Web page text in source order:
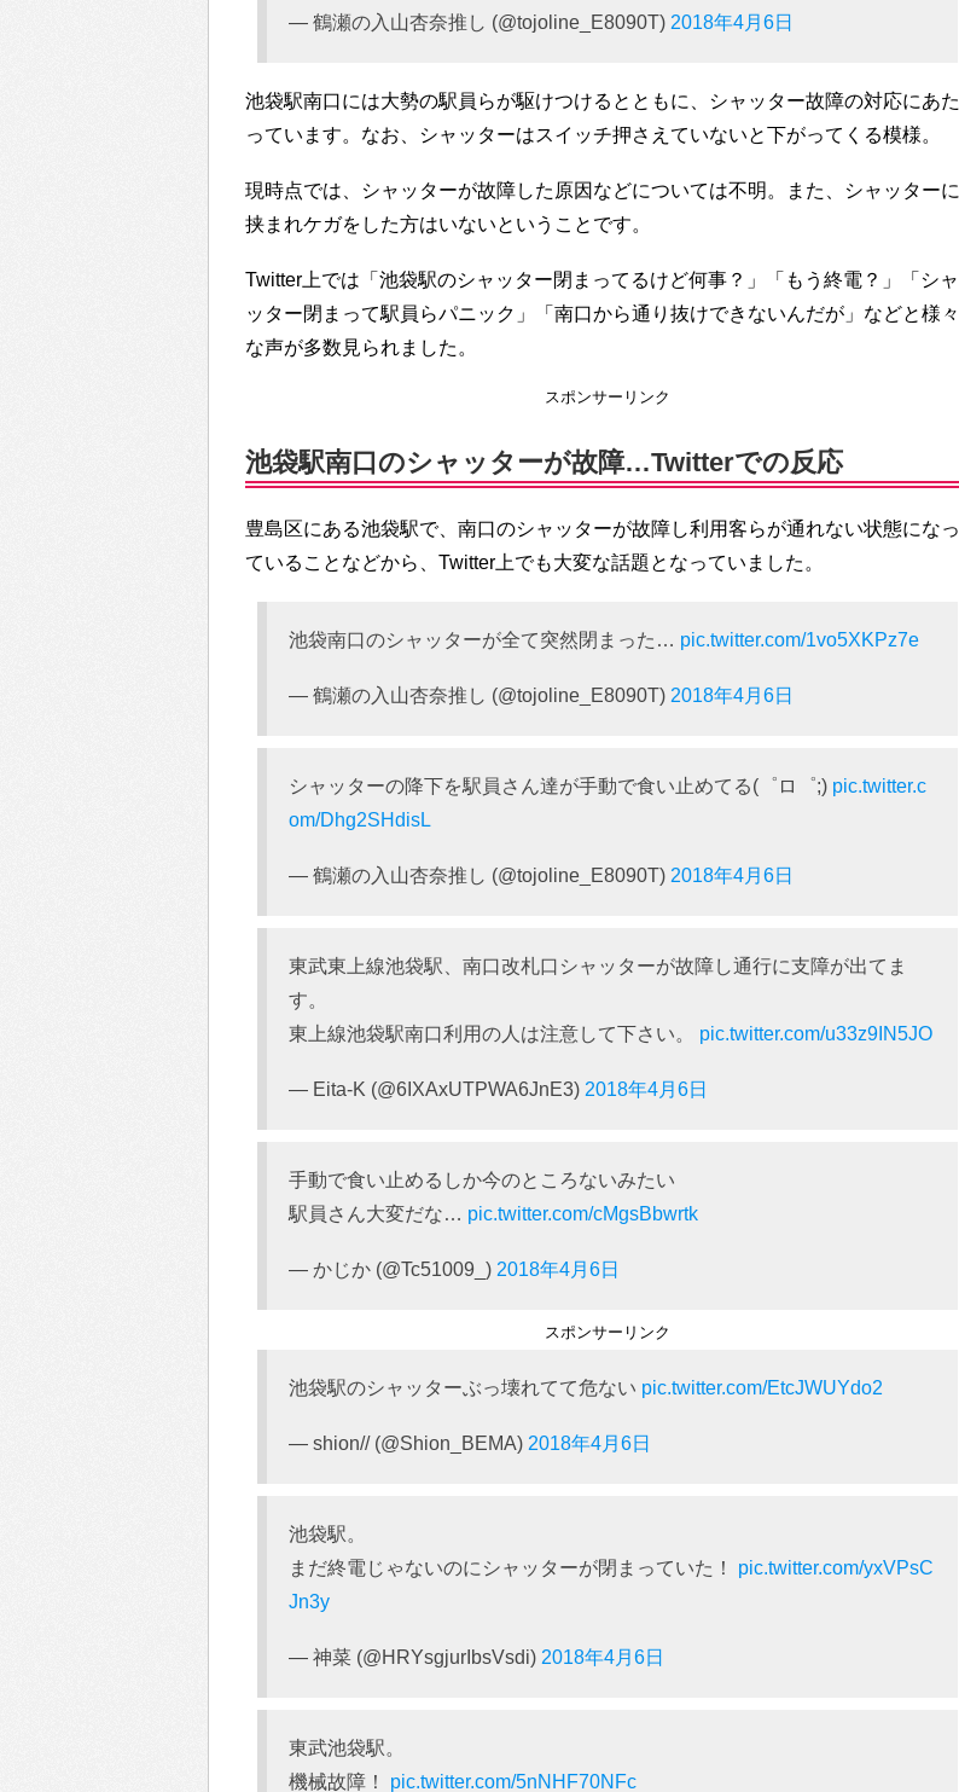
— 鶴瀬の入山杏奈推し (@tojoline_E8090T) 2018年4月6日
池袋駅南口には大勢の駅員らが駆けつけるとともに、シャッター故障の対応にあた
っています。なお、シャッターはスイッチ押さえていないと下がってくる模様。
現時点では、シャッターが故障した原因などについては不明。また、シャッターに
挟まれケガをした方はいないということです。
Twitter上では「池袋駅のシャッター閉まってるけど何事？」「もう終電？」「シャ
ッター閉まって駅員らパニック」「南口から通り抜けできないんだが」などと様々
な声が多数見られました。
スポンサーリンク
池袋駅南口のシャッターが故障…Twitterでの反応
豊島区にある池袋駅で、南口のシャッターが故障し利用客らが通れない状態になっ
ていることなどから、Twitter上でも大変な話題となっていました。
池袋南口のシャッターが全て突然閉まった… pic.twitter.com/1vo5XKPz7e
— 鶴瀬の入山杏奈推し (@tojoline_E8090T) 2018年4月6日
シャッターの降下を駅員さん達が手動で食い止めてる(゜ロ゜;) pic.twitter.c
om/Dhg2SHdisL
— 鶴瀬の入山杏奈推し (@tojoline_E8090T) 2018年4月6日
東武東上線池袋駅、南口改札口シャッターが故障し通行に支障が出てま
す。
東上線池袋駅南口利用の人は注意して下さい。 pic.twitter.com/u33z9IN5JO
— Eita-K (@6IXAxUTPWA6JnE3) 2018年4月6日
手動で食い止めるしか今のところないみたい
駅員さん大変だな… pic.twitter.com/cMgsBbwrtk
— かじか (@Tc51009_) 2018年4月6日
スポンサーリンク
池袋駅のシャッターぶっ壊れてて危ない pic.twitter.com/EtcJWUYdo2
— shion// (@Shion_BEMA) 2018年4月6日
池袋駅。
まだ終電じゃないのにシャッターが閉まっていた！ pic.twitter.com/yxVPsC
Jn3y
— 神菜 (@HRYsgjurIbsVsdi) 2018年4月6日
東武池袋駅。
機械故障！ pic.twitter.com/5nNHF70NFc